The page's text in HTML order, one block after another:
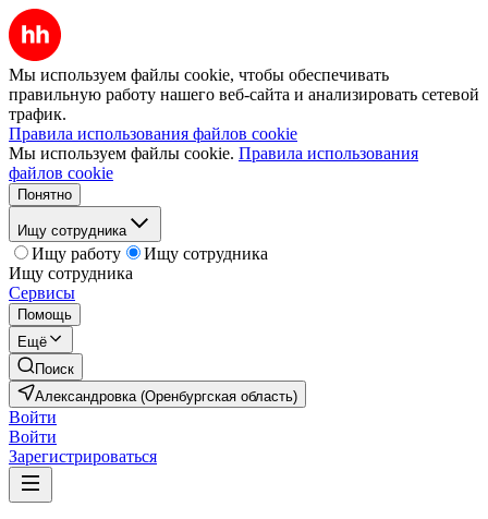
Мы используем файлы cookie, чтобы обеспечивать
правильную работу нашего веб-сайта и анализировать сетевой
трафик.
Правила использования файлов cookie
Мы используем файлы cookie. Правила использования
файлов cookie
Понятно
Ищу сотрудника
Ищу работу
Ищу сотрудника
Ищу сотрудника
Сервисы
Помощь
Ещё
Поиск
Александровка (Оренбургская область)
Войти
Войти
Зарегистрироваться